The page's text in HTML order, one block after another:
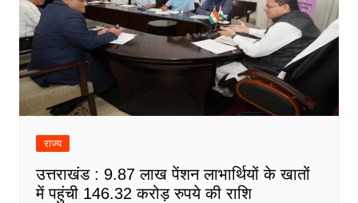
राज्य
उत्तराखंड : 9.87 लाख पेंशन लाभार्थियों के खातों
में पहुंची 146.32 करोड़ रुपये की राशि